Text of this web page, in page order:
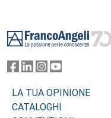
LA TUA OPINIONE
CATALOGHI